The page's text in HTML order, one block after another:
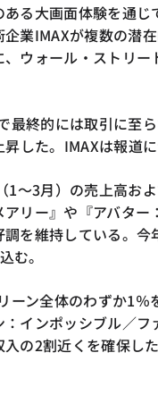
る大画面体験を通
業IMAXが複数の潜
ウォール・ストリ
最終的には取引に至
した。IMAXは報道
〜3月）の売上高お
アリー』や『アバタ
を維持している。
む。
ーン全体のわずか1
：インポッシブル／
の2割近くを確保した